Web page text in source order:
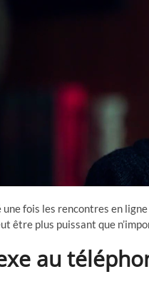
fois les rencontres en
être plus puissant que
au